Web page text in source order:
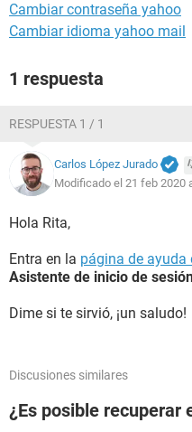
Cambiar contraseña yahoo
Cambiar idioma yahoo mail
1 respuesta
RESPUESTA 1 / 1
Carlos López Jurado
Modificado el 21 feb 2020
Hola Rita,
Entra en la página de ayuda
Asistente de inicio de
Dime si te sirvió, ¡un saludo!
Discusiones similares
¿Es posible recuperar